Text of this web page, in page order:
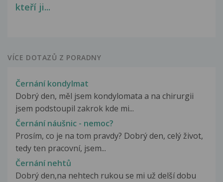
kteří ji...
VÍCE DOTAZŮ Z PORADNY
Černání kondylmat
Dobrý den, měl jsem kondylomata a na chirurgii
jsem podstoupil zakrok kde mi...
Černání náušnic - nemoc?
Prosím, co je na tom pravdy? Dobrý den, celý život,
tedy ten pracovní, jsem...
Černání nehtů
Dobrý den,na nehtech rukou se mi už delší dobu